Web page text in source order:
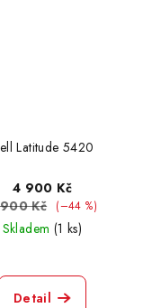
Latitude 5420
4 900 Kč
Kč
(–44 %)
Skladem (1 ks)
Detail